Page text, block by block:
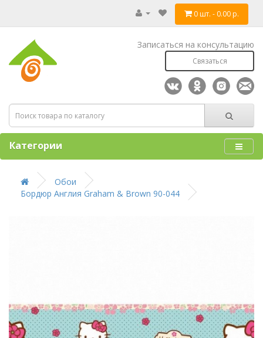
0 шт. - 0.00 р.
Записаться на консультацию
Связаться
Категории
Обои
Бордюр Англия Graham & Brown 90-044